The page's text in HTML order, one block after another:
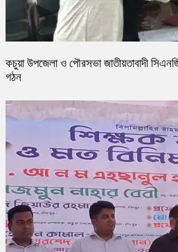
কচুয়া উপজেলা ও পৌরসভা জাতীয়তাবাদী
গঠন